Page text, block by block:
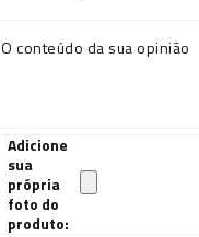
O conteúdo da sua opinião
Adicione
sua
própria
foto do
produto: